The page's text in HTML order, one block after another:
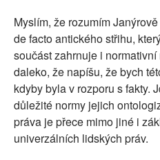
Myslím, že rozumím
de facto antického střihu,
součást zahrnuje i
daleko, že napíšu, že bych
kdyby byla v rozporu s fakty.
důležité normy jejich
práva je přece mimo jiné i
univerzálních lidských práv.